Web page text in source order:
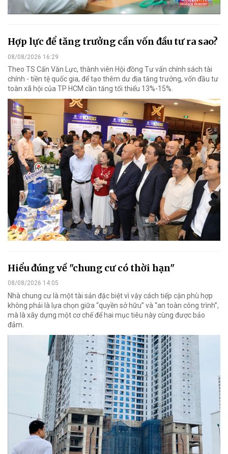
Hợp lực để tăng trưởng cần vốn đầu tư ra sao?
08/08/2026 16:29
Theo TS Cấn Văn Lực, thành viên Hội đồng Tư vấn chính sách tài
chính - tiền tệ quốc gia, để tạo thêm dư địa tăng trưởng, vốn đầu tư
toàn xã hội của TP HCM cần tăng tối thiểu 13%-15%.
Hiểu đúng về "chung cư có thời hạn"
08/08/2026 14:05
Nhà chung cư là một tài sản đặc biệt vì vậy cách tiếp cận phù hợp
không phải là lựa chọn giữa “quyền sở hữu” và “an toàn công trình”,
mà là xây dựng một cơ chế để hai mục tiêu này cùng được bảo
đảm.